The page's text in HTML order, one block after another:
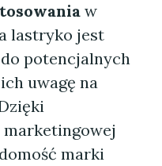
w
lastryko jest
potencjalnych
uwagę na
marki